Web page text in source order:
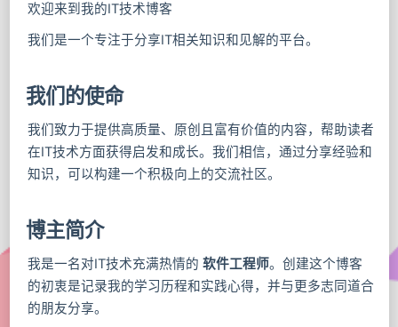
欢迎来到我的IT技术博客
我们是一个专注于分享IT相关知识和见解的平台。
我们的使命
我们致力于提供高质量、原创且富有价值的内容，帮助读者
在IT技术方面获得启发和成长。我们相信，通过分享经验和
知识，可以构建一个积极向上的交流社区。
博主简介
我是一名对IT技术充满热情的 软件工程师。创建这个博客
的初衷是记录我的学习历程和实践心得，并与更多志同道合
的朋友分享。